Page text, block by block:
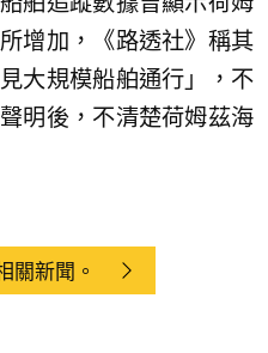
增加，《路透社》稱其
大規模船舶通行」，不
明後，不清楚荷姆茲海
關新聞。